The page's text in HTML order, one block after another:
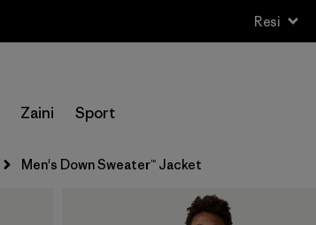
Resi
Zaini Sport
Men's Down Sweater™ Jacket